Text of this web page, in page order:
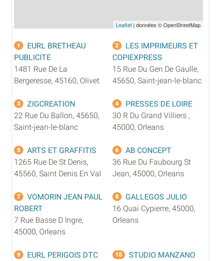
Leaflet | données © OpenStreetMap
1
EURL BRETHEAU
PUBLICITE
1481 Rue De La
Bergeresse, 45160, Olivet
2
LES IMPRIMEURS ET
COPIEXPRESS
15 Rue Du Gen De Gaulle,
45650, Saint-jean-le-blanc
3
ZIGCREATION
22 Rue Du Ballon, 45650,
Saint-jean-le-blanc
4
PRESSES DE LOIRE
30 R Du Grand Villiers ,
45000, Orleans
5
ARTS ET GRAFFITIS
1265 Rue De St Denis,
45560, Saint Denis En Val
6
AB CONCEPT
36 Rue Du Faubourg St
Jean, 45000, Orleans
7
VOMORIN JEAN PAUL
ROBERT
7 Rue Basse D Ingre,
45000, Orleans
8
GALLEGOS JULIO
16 Quai Cypierre, 45000,
Orleans
9
EURL PERIGOIS DTC
10
STUDIO MANZANO